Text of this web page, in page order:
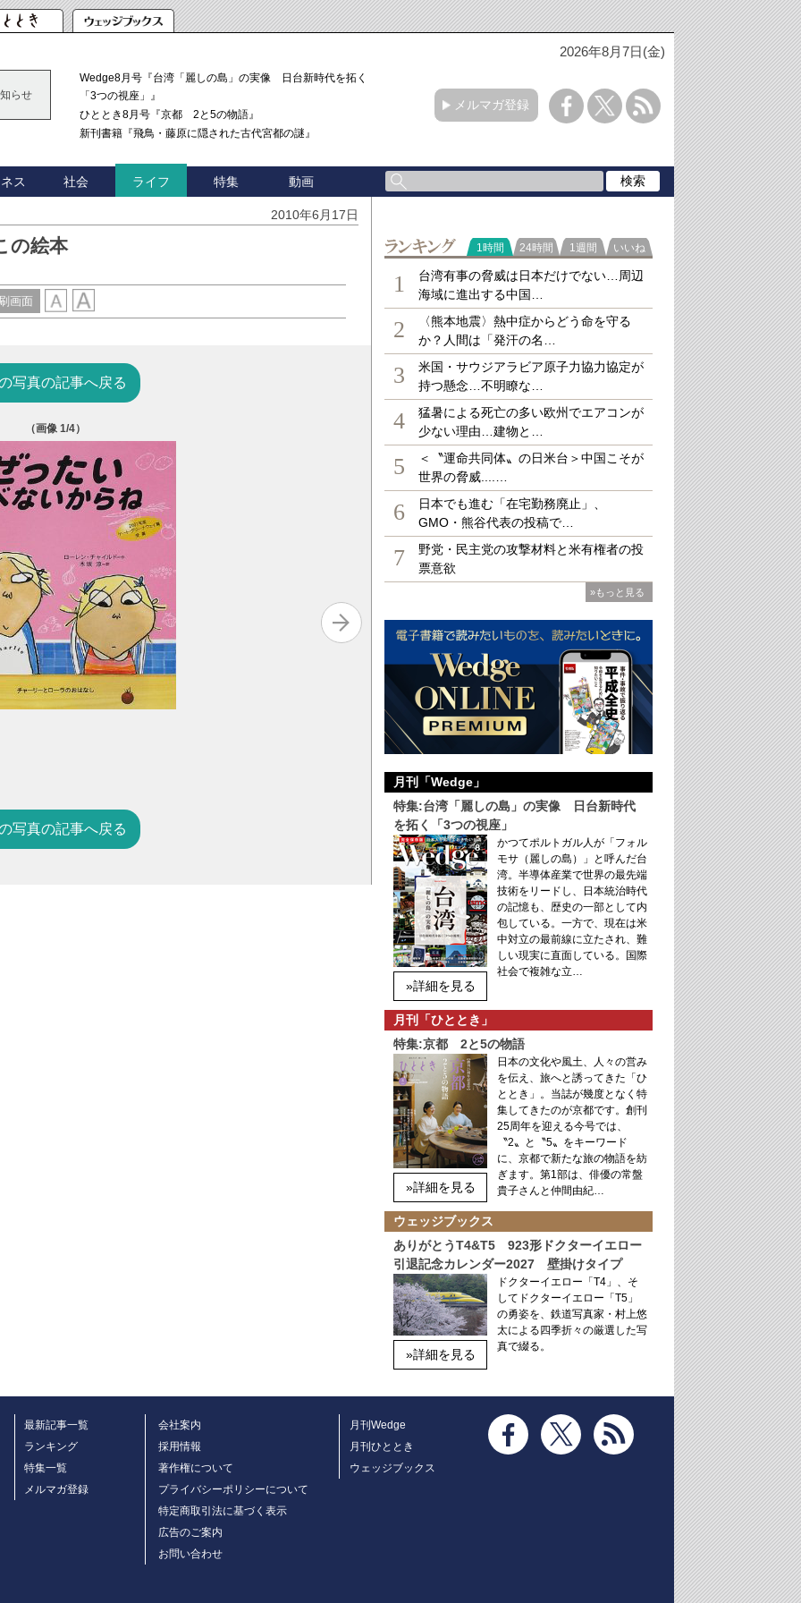
2026年8月7日(金)
らせ
Wedge8月号『台湾「麗しの島」の実像 日台新時代を拓く
「3つの視座」』
ひととき8月号『京都 2と5の物語』
新刊書籍『飛鳥・藤原に隠された古代宮都の謎』
メルマガ登録
ス 社会 ライフ 特集 動画
2010年6月17日
の絵本
画面
写真の記事へ戻る
（画像1/4）
写真の記事へ戻る
ラ
1時間 24時間 1週間 いいね
1
台湾有事の脅威は日本だけでない…周辺
海域に進出する中国…
2
〈熊本地震〉熱中症からどう命を守る
か？人間は「発汗の名…
3
米国・サウジアラビア原子力協力協定が
持つ懸念…不明瞭な…
4
猛暑による死亡の多い欧州でエアコンが
少ない理由…建物と…
5
＜〝運命共同体〟の日米台＞中国こそが
世界の脅威....…
6
日本でも進む「在宅勤務廃止」、
GMO・熊谷代表の投稿で…
7
野党・民主党の攻撃材料と米有権者の投
票意欲
»もっと見る
月刊「Wedge」
特集:台湾「麗しの島」の実像 日台新時代
を拓く「3つの視座」
»詳細を見る
かつてポルトガル人が「フォル
モサ（麗しの島）」と呼んだ台
湾。半導体産業で世界の最先端
技術をリードし、日本統治時代
の記憶も、歴史の一部として内
包している。一方で、現在は米
中対立の最前線に立たされ、難
しい現実に直面している。国際
社会で複雑な立…
月刊「ひととき」
特集:京都 2と5の物語
»詳細を見る
日本の文化や風土、人々の営み
を伝え、旅へと誘ってきた「ひ
ととき」。当誌が幾度となく特
集してきたのが京都です。創刊
25周年を迎える今号では、
〝2〟と〝5〟をキーワード
に、京都で新たな旅の物語を紡
ぎます。第1部は、俳優の常盤
貴子さんと仲間由紀…
ウェッジブックス
ありがとうT4&T5 923形ドクターイエロー
引退記念カレンダー2027 壁掛けタイプ
»詳細を見る
ドクターイエロー「T4」、そ
してドクターイエロー「T5」
の勇姿を、鉄道写真家・村上悠
太による四季折々の厳選した写
真で綴る。
最新記事一覧
ランキング
特集一覧
メルマガ登録
会社案内
採用情報
著作権について
プライバシーポリシーについて
特定商取引法に基づく表示
広告のご案内
お問い合わせ
月刊Wedge
月刊ひととき
ウェッジブックス